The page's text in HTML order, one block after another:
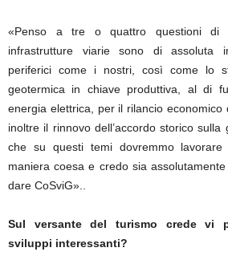
«Penso a tre o quattro questioni di
infrastrutture viarie sono di assoluta
periferici come i nostri, così come lo
geotermica in chiave produttiva, al di
energia elettrica, per il rilancio
inoltre il rinnovo dell’accordo storico sulla
che su questi temi dovremmo
maniera coesa e credo sia
dare CoSviG»..
Sul versante del turismo crede vi
sviluppi interessanti?